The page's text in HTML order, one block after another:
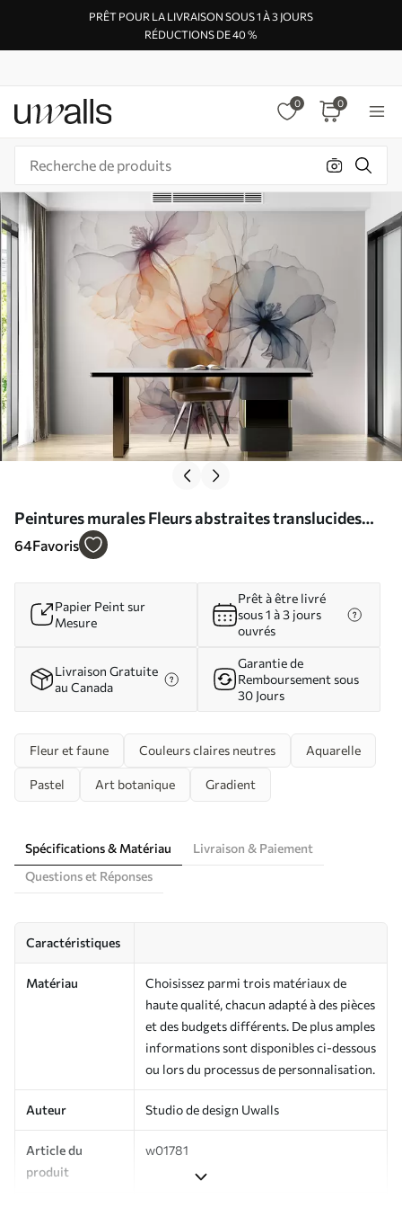
PRÊT POUR LA LIVRAISON SOUS 1 À 3 JOURS
RÉDUCTIONS DE 40 %
0 0
Peintures murales Fleurs abstraites translucides
aquarelle liquide Nr. w01781
64Favoris
Papier Peint sur
Mesure
Prêt à être livré
sous 1 à 3 jours
ouvrés
Livraison Gratuite
au Canada
Garantie de
Remboursement sous
30 Jours
Fleur et faune Couleurs claires neutres Aquarelle
Pastel Art botanique Gradient
Spécifications & Matériau
Livraison & Paiement
Questions et Réponses
Caractéristiques
Matériau
Choisissez parmi trois matériaux de
haute qualité, chacun adapté à des pièces
et des budgets différents. De plus amples
informations sont disponibles ci-dessous
ou lors du processus de personnalisation.
Auteur Studio de design Uwalls
Article du
produit
w01781